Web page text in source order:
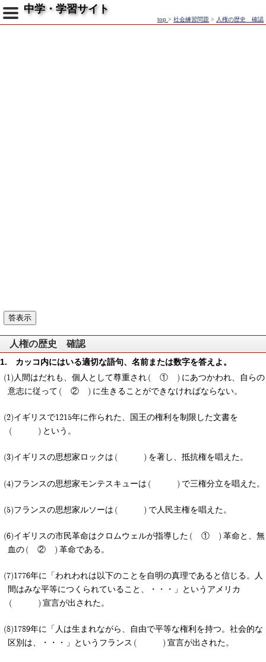
中学・学習サイト
top > 社会練習問題 > 人権の歴史 確認
人権の歴史 確認
カッコ内にはいる適切な語句、名前または数字を答えよ。
人間はだれも、個人として尊重され ①
にあつかわれ、自らの
意志に従って
② に生きることができなければならない。
イギリスで1215年に作られた、国王の権利を制限した文書を
という。
イギリスの思想家ロックは を著し、抵抗権を唱えた。
フランスの思想家モンテスキューは で三権分立を唱えた。
フランスの思想家ルソーは で人民主権を唱えた。
イギリスの市民革命はクロムウェルが指導した ①
革命と、無
血の
② 革命である。
1776年に「われわれは以下のことを自明の真理であると信じる。人
間はみな平等につくられていること、・・・」というアメリカ
宣言が出された。
1789年に「人は生まれながら、自由で平等な権利を持つ。社会的な
区別は、・・・」というフランス
宣言が出された。